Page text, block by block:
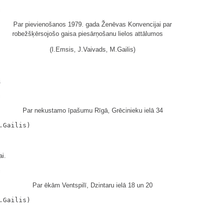
Par pievienošanos 1979. gada Ženēvas Konvencijai par
robežšķērsojošo gaisa piesārņošanu lielos attālumos
(I.Emsis, J.Vaivads, M.Gailis)
Par nekustamo īpašumu Rīgā, Grēcinieku ielā 34
Par ēkām Ventspilī, Dzintaru ielā 18 un 20